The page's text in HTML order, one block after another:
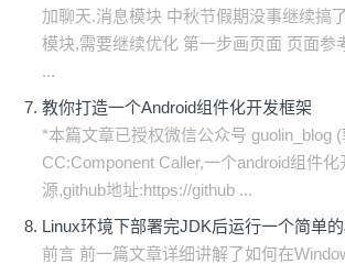
加聊天.消息模块 中秋节假期没事继续搞
模块,需要继续优化 第一步画页面 页面参
...
教你打造一个Android组件化开发框架
*本篇文章已授权微信公众号 guolin_blog
CC:Component Caller,一个android组件
源,github地址:https://github ...
Linux环境下部署完JDK后运行一个简单
前言 前一篇文章详细讲解了如何在